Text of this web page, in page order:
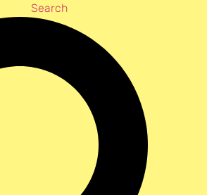
Search